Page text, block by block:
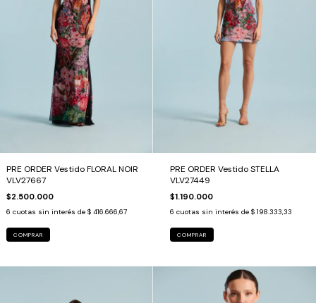
PRE ORDER Vestido FLORAL NOIR
VLV27667
$2.500.000
6 cuotas sin interés de $ 416.666,67
COMPRAR
PRE ORDER Vestido STELLA
VLV27449
$1.190.000
6 cuotas sin interés de $ 198.333,33
COMPRAR